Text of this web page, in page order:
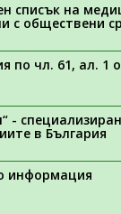
списък на
с обществени
по чл. 61, ал. 1
-
в България
информация